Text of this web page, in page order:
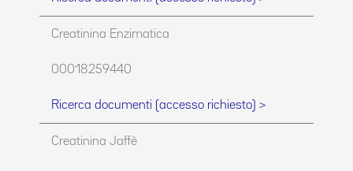
Creatinina Enzimatica
00018259440
Ricerca documenti (accesso richiesto) >
Creatinina Jaffè